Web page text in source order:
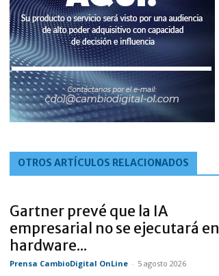
OTROS ARTÍCULOS RELACIONADOS
Gartner prevé que la IA
empresarial no se ejecutará en
hardware...
Prensa CambioDigital OnLine - 5 agosto 2026